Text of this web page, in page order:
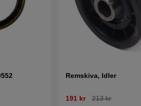
Remskiva, Idler
191 kr 213 kr